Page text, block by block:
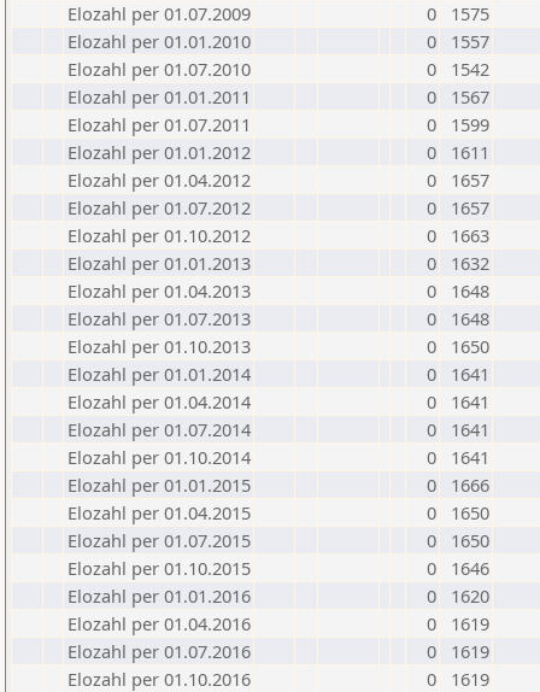
Elozahl per 01.07.2009
0
1575
Elozahl per 01.01.2010
0
1557
Elozahl per 01.07.2010
0
1542
Elozahl per 01.01.2011
0
1567
Elozahl per 01.07.2011
0
1599
Elozahl per 01.01.2012
0
1611
Elozahl per 01.04.2012
0
1657
Elozahl per 01.07.2012
0
1657
Elozahl per 01.10.2012
0
1663
Elozahl per 01.01.2013
0
1632
Elozahl per 01.04.2013
0
1648
Elozahl per 01.07.2013
0
1648
Elozahl per 01.10.2013
0
1650
Elozahl per 01.01.2014
0
1641
Elozahl per 01.04.2014
0
1641
Elozahl per 01.07.2014
0
1641
Elozahl per 01.10.2014
0
1641
Elozahl per 01.01.2015
0
1666
Elozahl per 01.04.2015
0
1650
Elozahl per 01.07.2015
0
1650
Elozahl per 01.10.2015
0
1646
Elozahl per 01.01.2016
0
1620
Elozahl per 01.04.2016
0
1619
Elozahl per 01.07.2016
0
1619
Elozahl per 01.10.2016
0
1619